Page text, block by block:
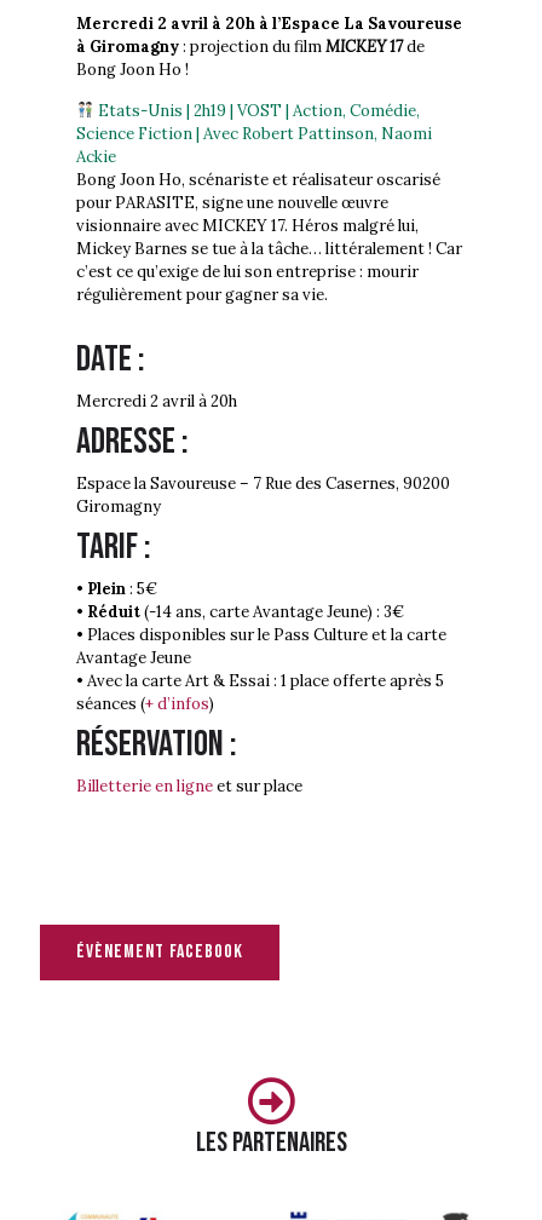
Mercredi 2 avril à 20h à l’Espace La Savoureuse
à Giromagny: projection du filmMICKEY 17de
Bong Joon Ho !
Etats-Unis | 2h19 | VOST | Action, Comédie,
Science Fiction | Avec Robert Pattinson, Naomi
Ackie
Bong Joon Ho, scénariste et réalisateur oscarisé
pour PARASITE, signe une nouvelle œuvre
visionnaire avec MICKEY 17. Héros malgré lui,
Mickey Barnes se tue à la tâche… littéralement ! Car
c’est ce qu’exige de lui son entreprise : mourir
régulièrement pour gagner sa vie.
Date :
Mercredi 2 avril à 20h
Adresse :
Espace la Savoureuse – 7 Rue des Casernes, 90200
Giromagny
Tarif :
• Plein: 5€
• Réduit(-14 ans, carte Avantage Jeune) : 3€
• Places disponibles sur le Pass Culture et la carte
Avantage Jeune
• Avec la carte Art & Essai : 1 place offerte après 5
séances (+ d’infos)
Réservation :
Billetterie en ligneet sur place
évènement facebook
Les partenaires